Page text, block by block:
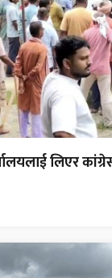
लिएर